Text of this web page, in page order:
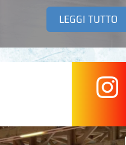
LEGGI TUTTO